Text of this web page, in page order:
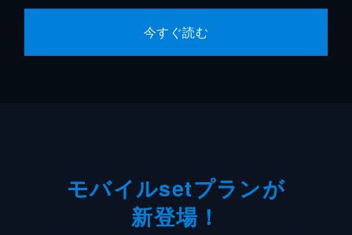
今すぐ読む
モバイルsetプランが
新登場！